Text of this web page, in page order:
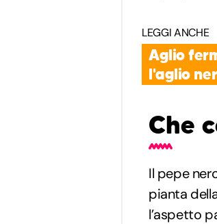
LEGGI ANCHE
Aglio
l'aglio
Che
Il pepe
pianta
l’aspetto